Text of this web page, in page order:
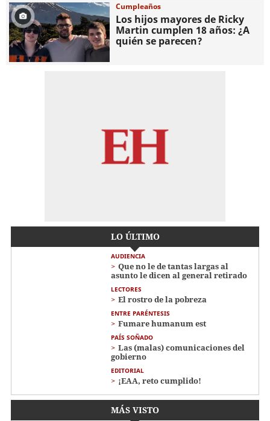
Cumpleaños
Los hijos mayores de Ricky
Martin cumplen 18 años: ¿A
quién se parecen?
LO ÚLTIMO
AUDIENCIA
Que no le de tantas largas al
asunto le dicen al general retirado
LECTORES
El rostro de la pobreza
ENTRE PARÉNTESIS
Fumare humanum est
PAÍS SOÑADO
Las (malas) comunicaciones del
gobierno
EDITORIAL
¡EAA, reto cumplido!
MÁS VISTO